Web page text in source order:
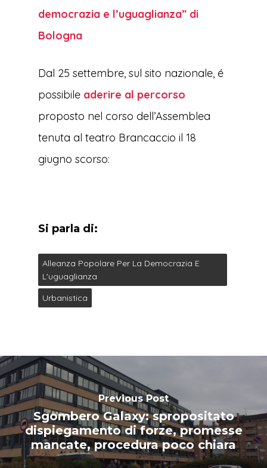
democrazia e l’uguaglianza” di
Bologna
Dal 25 settembre, sul sito nazionale, é
possibile aderire al percorso
proposto nel corso dell’Assemblea
tenuta al teatro Brancaccio il 18
giugno scorso:
Si parla di:
Alleanza Popolare Per La Democrazia E
L'uguaglianza
Urbanistica
Previous Post
Sgombero Galaxy: spropositato
dispiegamento di forze, promesse
mancate, procedura poco chiara